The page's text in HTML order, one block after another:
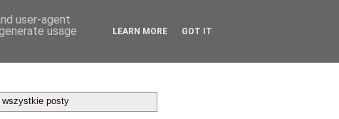
wszystkie posty
user-agent
usage
LEARN MORE GOT IT